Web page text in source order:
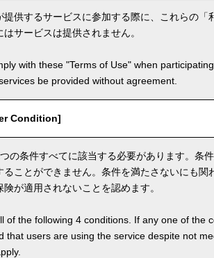
提供するサービスに参加する際に、これらの
サービスは提供されません。
with these "Terms of Use" when
be provided without agreement.
Condition]
の条件すべてに該当する必要があります。条
ることができません。条件を満たさないにも
が適用されないことを認めます。
of the following 4 conditions. If any one of the
that users are using the service despite not